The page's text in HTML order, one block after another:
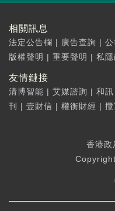
相關訊息
法定公告欄 | 廣告查詢 |
版權聲明 | 重要聲明 | 私
友情鏈接
清博智能 | 艾媒諮詢 | 和訊
刊
| 壹財信 | 權衡財經 |
香港政